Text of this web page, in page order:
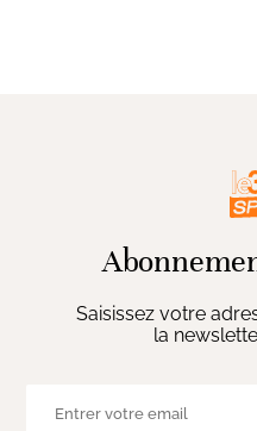
Saisissez votre
la